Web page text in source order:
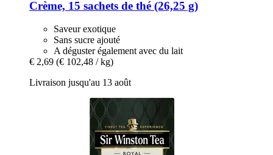
Crème, 15 sachets de thé (26,25 g)
Saveur exotique
Sans sucre ajouté
A déguster également avec du lait
€ 2,69 (€ 102,48 / kg)
Livraison jusqu'au 13 août